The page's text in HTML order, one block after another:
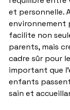
et personnelle.
environnement
facilite non
parents, mais
cadre sûr pour
important que
enfants
sain et